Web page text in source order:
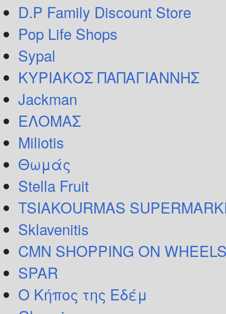
D.P Family Discount Store
Pop Life Shops
Sypal
ΚΥΡΙΑΚΟΣ ΠΑΠΑΓΙΑΝΝΗΣ
Jackman
ΕΛΟΜΑΣ
Miliotis
Θωμάς
Stella Fruit
TSIAKOURMAS
Sklavenitis
CMN SHOPPING ON
SPAR
Ο Κήπος της Εδέμ